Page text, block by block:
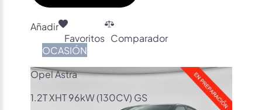
Añadir
Favoritos Comparador
OCASIÓN
Opel Astra
1.2T XHT 96kW (130CV) GS